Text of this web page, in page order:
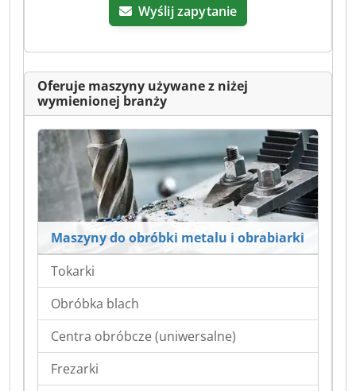
Wyślij zapytanie
Oferuje maszyny używane z niżej
wymienionej branży
Maszyny do obróbki metalu i obrabiarki
Tokarki
Obróbka blach
Centra obróbcze (uniwersalne)
Frezarki